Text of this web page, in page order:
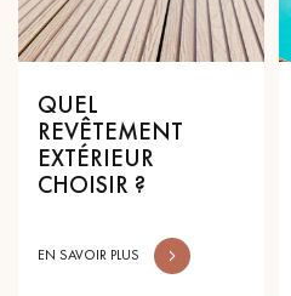
QUEL
REVÊTEMENT
EXTÉRIEUR
CHOISIR ?
EN SAVOIR PLUS